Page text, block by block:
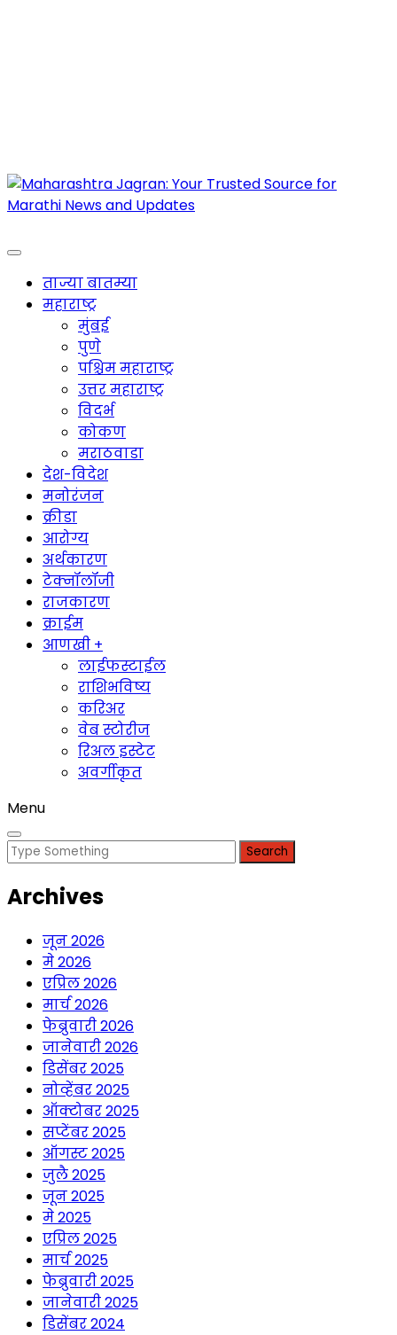
Maharashtra Jagran : Your Trusted Companion
ताज्या बातम्या
महाराष्ट्र
मुंबई
पुणे
पश्चिम महाराष्ट्र
उत्तर महाराष्ट्र
विदर्भ
कोकण
मराठवाडा
देश-विदेश
मनोरंजन
क्रीडा
आरोग्य
अर्थकारण
टेक्नॉलॉजी
राजकारण
क्राईम
आणखी +
लाईफस्टाईल
राशिभविष्य
करिअर
वेब स्टोरीज
रिअल इस्टेट
अवर्गीकृत
Menu
Search
Archives
जून 2026
मे 2026
एप्रिल 2026
मार्च 2026
फेब्रुवारी 2026
जानेवारी 2026
डिसेंबर 2025
नोव्हेंबर 2025
ऑक्टोबर 2025
सप्टेंबर 2025
ऑगस्ट 2025
जुलै 2025
जून 2025
मे 2025
एप्रिल 2025
मार्च 2025
फेब्रुवारी 2025
जानेवारी 2025
डिसेंबर 2024